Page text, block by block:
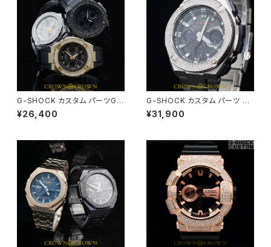
G-SHOCK カスタム パーツGS
T-W300 シリ-ズ PARTS-001
¥26,400
G-SHOCK カスタム パーツ GS
T-W110 PARTS-003
¥31,900